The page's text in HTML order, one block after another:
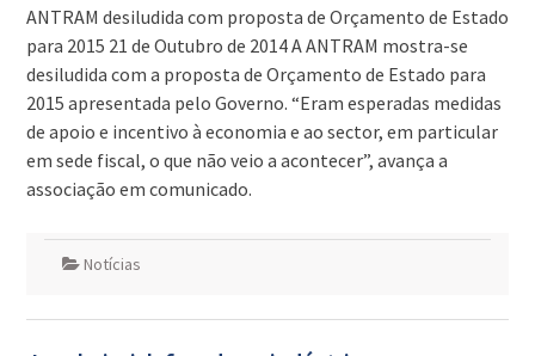
ANTRAM desiludida com proposta de Orçamento de Estado
para 2015 21 de Outubro de 2014 A ANTRAM mostra-se
desiludida com a proposta de Orçamento de Estado para
2015 apresentada pelo Governo. “Eram esperadas medidas
de apoio e incentivo à economia e ao sector, em particular
em sede fiscal, o que não veio a acontecer”, avança a
associação em comunicado.
Notícias